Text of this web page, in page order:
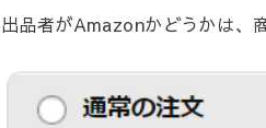
出品者がAmazonかどうかは、